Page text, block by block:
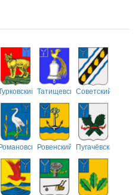
ТатищевскийСоветский
Ровенский Пугачёвский